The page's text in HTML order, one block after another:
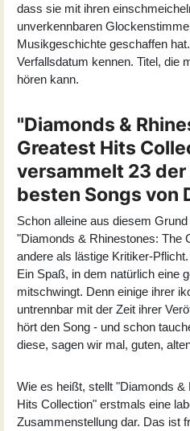
dass sie mit ihren
unverkennbaren
Musikgeschichte geschaffen
Verfallsdatum kennen. Titel, die
hören kann.
"Diamonds &
Greatest Hits
versammelt 23
besten Songs von
Schon alleine aus diesem
"Diamonds & Rhinestones: The
andere als lästige Kritiker-
Ein Spaß, in dem natürlich eine
mitschwingt. Denn einige ihrer
untrennbar mit der Zeit ihrer
hört den Song - und schon
diese, sagen wir mal, guten,
Wie es heißt, stellt "Diamonds
Hits Collection" erstmals eine
Zusammenstellung dar. Das ist